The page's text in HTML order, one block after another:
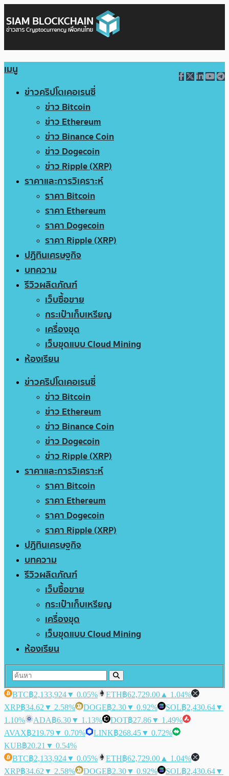
เมนู
ข่าวคริปโตเคอเรนซี่
ข่าว Bitcoin
ข่าว Ethereum
ข่าว Binance Coin
ข่าว Dogecoin
ข่าว Ripple (XRP)
ราคาและการวิเคราะห์
ราคา Bitcoin
ราคา Ethereum
ราคา Dogecoin
ราคา Ripple (XRP)
ปฏิทินเศรษฐกิจ
บทความ
รีวิวผลิตภัณฑ์
เว็บซื้อขาย
กระเป๋าเก็บเหรียญ
เครื่องขุด
เว็บขุดแบบ Cloud Mining
ห้องเรียน
ข่าวคริปโตเคอเรนซี่
ข่าว Bitcoin
ข่าว Ethereum
ข่าว Binance Coin
ข่าว Dogecoin
ข่าว Ripple (XRP)
ราคาและการวิเคราะห์
ราคา Bitcoin
ราคา Ethereum
ราคา Dogecoin
ราคา Ripple (XRP)
ปฏิทินเศรษฐกิจ
บทความ
รีวิวผลิตภัณฑ์
เว็บซื้อขาย
กระเป๋าเก็บเหรียญ
เครื่องขุด
เว็บขุดแบบ Cloud Mining
ห้องเรียน
BTC฿2,133,924▼ 0.05% ETH฿62,729.00 ▲ 1.04%
XRP฿34.62 ▼ 2.58% DOGE฿2.30▼ 0.92% SOL฿2,430.64▼
1.10%
ADA฿6.30▼ 1.13% DOT฿27.86▼ 1.49%
AVAX฿219.79▼ 0.70% LINK฿268.45▼ 0.72%
KUB฿20.21 ▼ 0.54%
BTC฿2,133,924▼ 0.05% ETH฿62,729.00 ▲ 1.04%
XRP฿34.62 ▼ 2.58% DOGE฿2.30▼ 0.92% SOL฿2,430.64▼